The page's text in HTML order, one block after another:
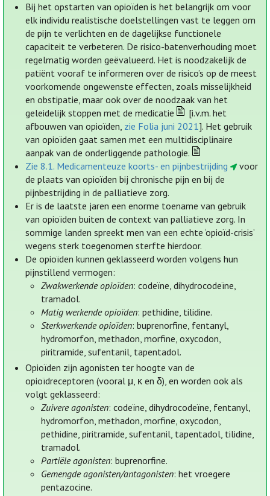
Bij het opstarten van opioïden is het belangrijk om voor
elk individu realistische doelstellingen vast te leggen om
de pijn te verlichten en de dagelijkse functionele
capaciteit te verbeteren. De risico-batenverhouding moet
regelmatig worden geëvalueerd. Het is noodzakelijk de
patiënt vooraf te informeren over de risico’s op de meest
voorkomende ongewenste effecten, zoals misselijkheid
en obstipatie, maar ook over de noodzaak van het
geleidelijk stoppen met de medicatie
[i.v.m. het
afbouwen van opioïden, zie Folia juni 2021]. Het gebruik
van opioïden gaat samen met een multidisciplinaire
aanpak van de onderliggende pathologie.
Zie 8.1. Medicamenteuze koorts- en pijnbestrijding
voor
de plaats van opioïden bij chronische pijn en bij de
pijnbestrijding in de palliatieve zorg.
Er is de laatste jaren een enorme toename van gebruik
van opioïden buiten de context van palliatieve zorg. In
sommige landen spreekt men van een echte ‘opioïd-crisis’
wegens sterk toegenomen sterfte hierdoor.
De opioïden kunnen geklasseerd worden volgens hun
pijnstillend vermogen:
Zwakwerkende opioïden: codeïne, dihydrocodeïne,
tramadol.
Matig werkende opioïden: pethidine, tilidine.
Sterkwerkende opioïden: buprenorfine, fentanyl,
hydromorfon, methadon, morfine, oxycodon,
piritramide, sufentanil, tapentadol.
Opioïden zijn agonisten ter hoogte van de
opioïdreceptoren (vooral μ, κ en δ), en worden ook als
volgt geklasseerd:
Zuivere agonisten: codeïne, dihydrocodeïne, fentanyl,
hydromorfon, methadon, morfine, oxycodon,
pethidine, piritramide, sufentanil, tapentadol, tilidine,
tramadol.
Partiële agonisten: buprenorfine.
Gemengde agonisten/antagonisten: het vroegere
pentazocine.